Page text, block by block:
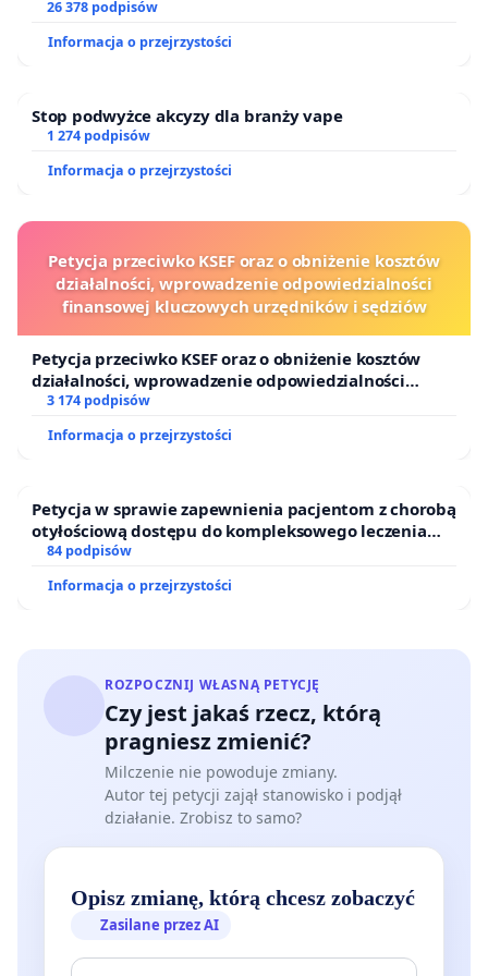
- deklaracje Prezydenta Rzeczypospolitej Polskiej
Szczyt dla Demokracji9.12.2021,
Sierpniowych) orazzapewnieniaPremiera RP na
wspólnej konferencji z liderką białoruskiej opozycji
Swiatłaną Cichanouską. Białorusini uwierzyli wtedy
Czy mogę w czymś pomóc?Tak! Najlepszą pomocą
jest rozpowszechnianie petycji. Prosimy ją podpisać
i opowiedzieć o niej swoim przyjaciołom i
Просім Santander Bank Polska SA спыніць
дыскрымінацыю беларусаў Польшчы
блякуе электранічны банкінг беларусам
Польшчы, якія шчэ не атрымалі карту побыта. Ці
маюць карту тэрмін важнасьці каторае сплывае
менш, чым за год. Больш таго, банк ужо
(больш-менш такі час давядзецца чакаць на
карту) будзем адцятымі ад банкінгу. І рызыкуем
увогуле застацца бяз сродкаў на жыцьцё.
Абмежаваньні гэтыя наўпрост парушаюць
Канстытуцыю Рэспублікі Польшчы: “Ніхто ня
палітычным, грамадзкім ці гаспадарчым, што б ні
было таму прычынаю” (Art.32.ust.2).
26 378 podpisów
Informacja o przejrzystości
Stop podwyżce akcyzy dla branży vape
1 274 podpisów
Informacja o przejrzystości
Petycja przeciwko KSEF oraz o obniżenie kosztów
działalności, wprowadzenie odpowiedzialności
finansowej kluczowych urzędników i sędziów
Petycja przeciwko KSEF oraz o obniżenie kosztów
działalności, wprowadzenie odpowiedzialności
finansowej kluczowych urzędników i sędziów
3 174 podpisów
Informacja o przejrzystości
Petycja w sprawie zapewnienia pacjentom z chorobą
otyłościową dostępu do kompleksowego leczenia
oraz programów profilaktycznych.
84 podpisów
Informacja o przejrzystości
ROZPOCZNIJ WŁASNĄ PETYCJĘ
Czy jest jakaś rzecz, którą
pragniesz zmienić?
Milczenie nie powoduje zmiany.
Autor tej petycji zajął stanowisko i podjął
działanie. Zrobisz to samo?
Opisz zmianę, którą chcesz zobaczyć
Zasilane przez AI